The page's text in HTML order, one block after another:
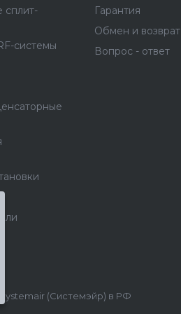
системы
Гарантия
Обмен и возврат
Вопрос - ответ
(Системэйр) в РФ